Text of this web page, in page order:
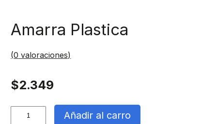
Amarra Plastica
(0 valoraciones)
$2.349
Amarra
Añadir al carro